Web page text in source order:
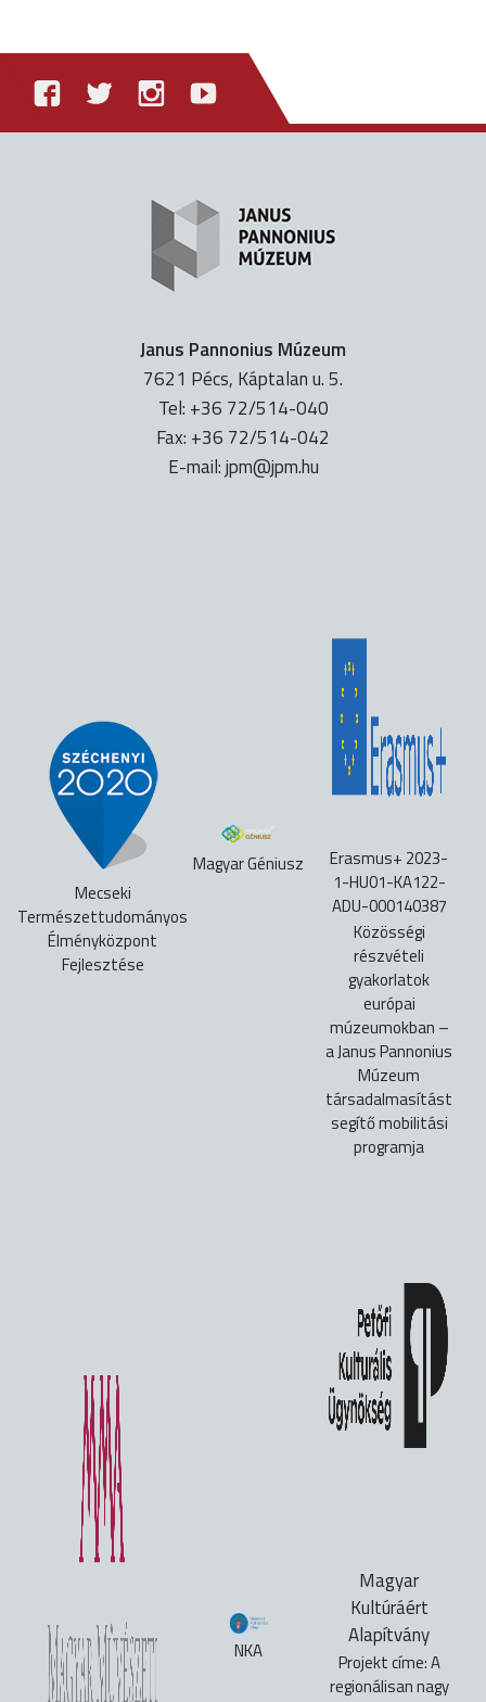
Janus Pannonius Múzeum
7621 Pécs, Káptalan u. 5.
Tel: +36 72/514-040
Fax: +36 72/514-042
E-mail:uh.mpj@mpj
Mecseki
Természettudományos
Élményközpont
Fejlesztése
Magyar Géniusz
Erasmus+ 2023-
1-HU01-KA122-
ADU-000140387
Közösségi
részvételi
gyakorlatok
európai
múzeumokban –
a Janus Pannonius
Múzeum
társadalmasítást
segítő mobilitási
programja
NKA
Magyar
Kultúráért
Alapítvány
Projekt címe: A
regionálisan nagy